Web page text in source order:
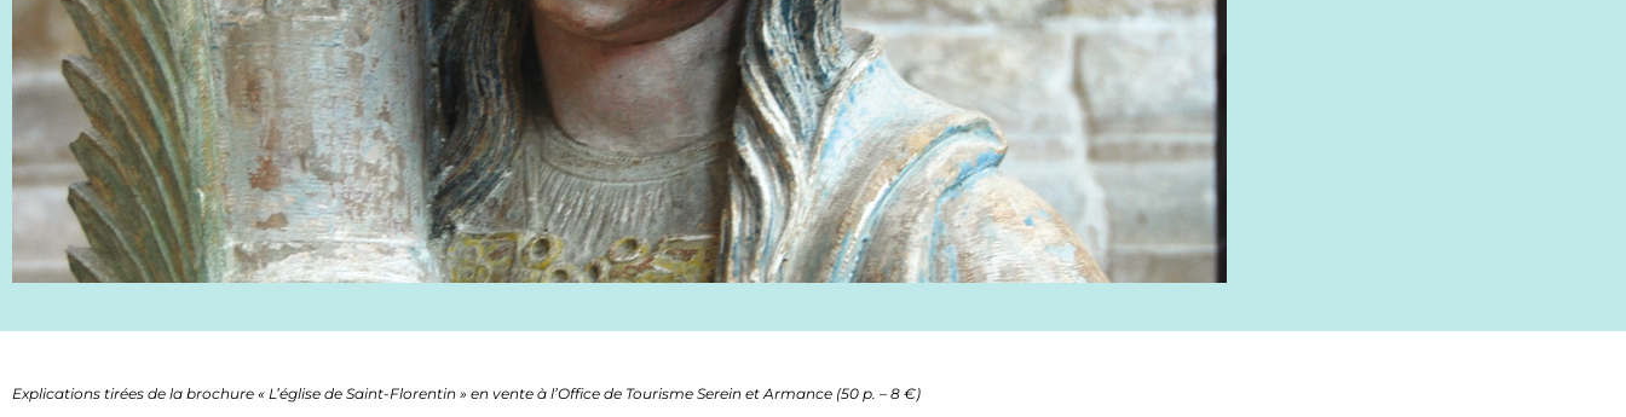
Explications tirées de la brochure « L’église de Saint-Florentin » en vente à l’Office de Tourisme Serein et Armance (50 p. – 8 €)